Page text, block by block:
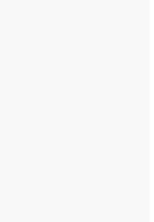
بزرگ ترین مدعی دروغین حقوق بشر